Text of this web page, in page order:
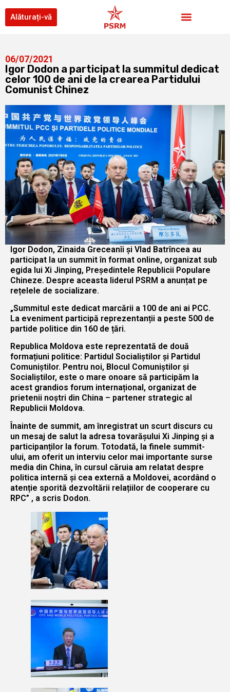
Alăturați-vă
06/07/2021
Igor Dodon a participat la summitul dedicat
celor 100 de ani de la crearea Partidului
Comunist Chinez
Igor Dodon, Zinaida Greceanîi și Vlad Batrîncea au
participat la un summit în format online, organizat sub
egida lui Xi Jinping, Președintele Republicii Populare
Chineze. Despre aceasta liderul PSRM a anunțat pe
rețelele de socializare.
„Summitul este dedicat marcării a 100 de ani ai PCC.
La eveniment participă reprezentanții a peste 500 de
partide politice din 160 de țări.
Republica Moldova este reprezentată de două
formațiuni politice: Partidul Socialiștilor și Partidul
Comuniștilor. Pentru noi, Blocul Comuniștilor și
Socialiștilor, este o mare onoare să participăm la
acest grandios forum internațional, organizat de
prietenii noștri din China – partener strategic al
Republicii Moldova.
Înainte de summit, am înregistrat un scurt discurs cu
un mesaj de salut la adresa tovarășului Xi Jinping și a
participanților la forum. Totodată, la finele summit-
ului, am oferit un interviu celor mai importante surse
media din China, în cursul căruia am relatat despre
politica internă și cea externă a Moldovei, acordând o
atenție sporită dezvoltării relațiilor de cooperare cu
RPC” , a scris Dodon.